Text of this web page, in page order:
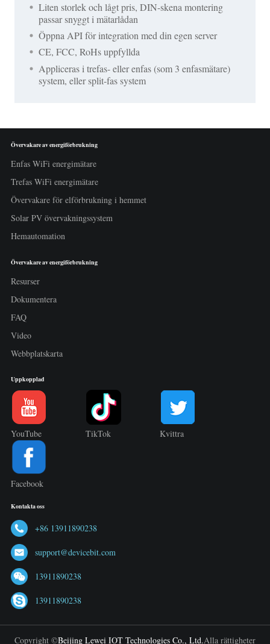
Liten storlek och lågt pris, DIN-skena montering
passar snyggt i mätarlådan
Öppna API för integration med din egen server
CE, FCC, RoHs uppfyllda
Appliceras i trefas- eller enfas (som 3 enfasmätare)
system, eller split-fas system
Övervakare av energiförbrukning
Enfas WiFi energimätare
Trefas WiFi energimätare
Övervakare för elförbrukning i hemmet
Solar PV övervakningssystem
Hemautomation
Övervakare av energiförbrukning
Resurser
Dokumentera
FAQ
Video
Webbplatskarta
Uppkopplad
YouTube TikTok Kvittra
Facebook
Kontakta oss
+86 13911890238
support@devicebit.com
13911890238
13911890238
Copyright ©Beijing Lewei IOT Technologies Co., Ltd.Alla rättigheter